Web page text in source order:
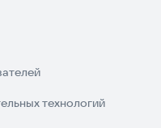
технологий